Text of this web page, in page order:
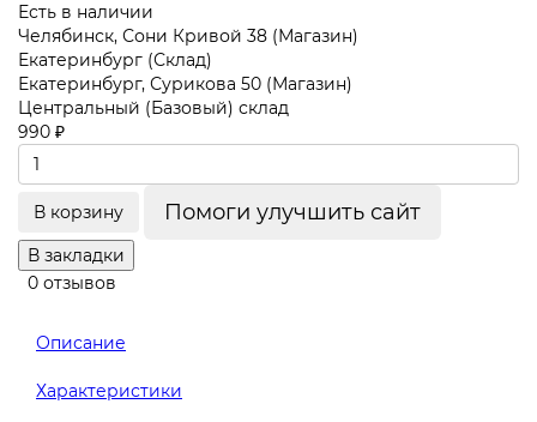
Есть в наличии
Челябинск, Сони Кривой 38 (Магазин)
Екатеринбург (Склад)
Екатеринбург, Сурикова 50 (Магазин)
Центральный (Базовый) склад
990 ₽
В корзину Помоги улучшить сайт
В закладки
0 отзывов
Описание
Характеристики